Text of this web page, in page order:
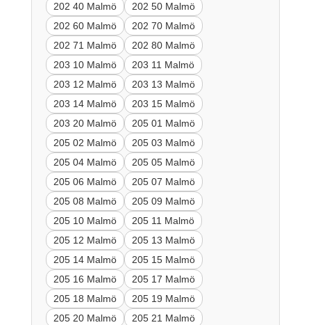
202 40 Malmö
202 50 Malmö
202 60 Malmö
202 70 Malmö
202 71 Malmö
202 80 Malmö
203 10 Malmö
203 11 Malmö
203 12 Malmö
203 13 Malmö
203 14 Malmö
203 15 Malmö
203 20 Malmö
205 01 Malmö
205 02 Malmö
205 03 Malmö
205 04 Malmö
205 05 Malmö
205 06 Malmö
205 07 Malmö
205 08 Malmö
205 09 Malmö
205 10 Malmö
205 11 Malmö
205 12 Malmö
205 13 Malmö
205 14 Malmö
205 15 Malmö
205 16 Malmö
205 17 Malmö
205 18 Malmö
205 19 Malmö
205 20 Malmö
205 21 Malmö